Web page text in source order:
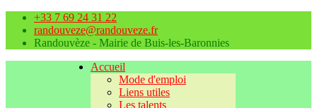
+33 7 69 24 31 22
randouveze@randouveze.fr
Randouvèze - Mairie de Buis-les-Baronnies
Accueil
Mode d'emploi
Liens utiles
Les talents